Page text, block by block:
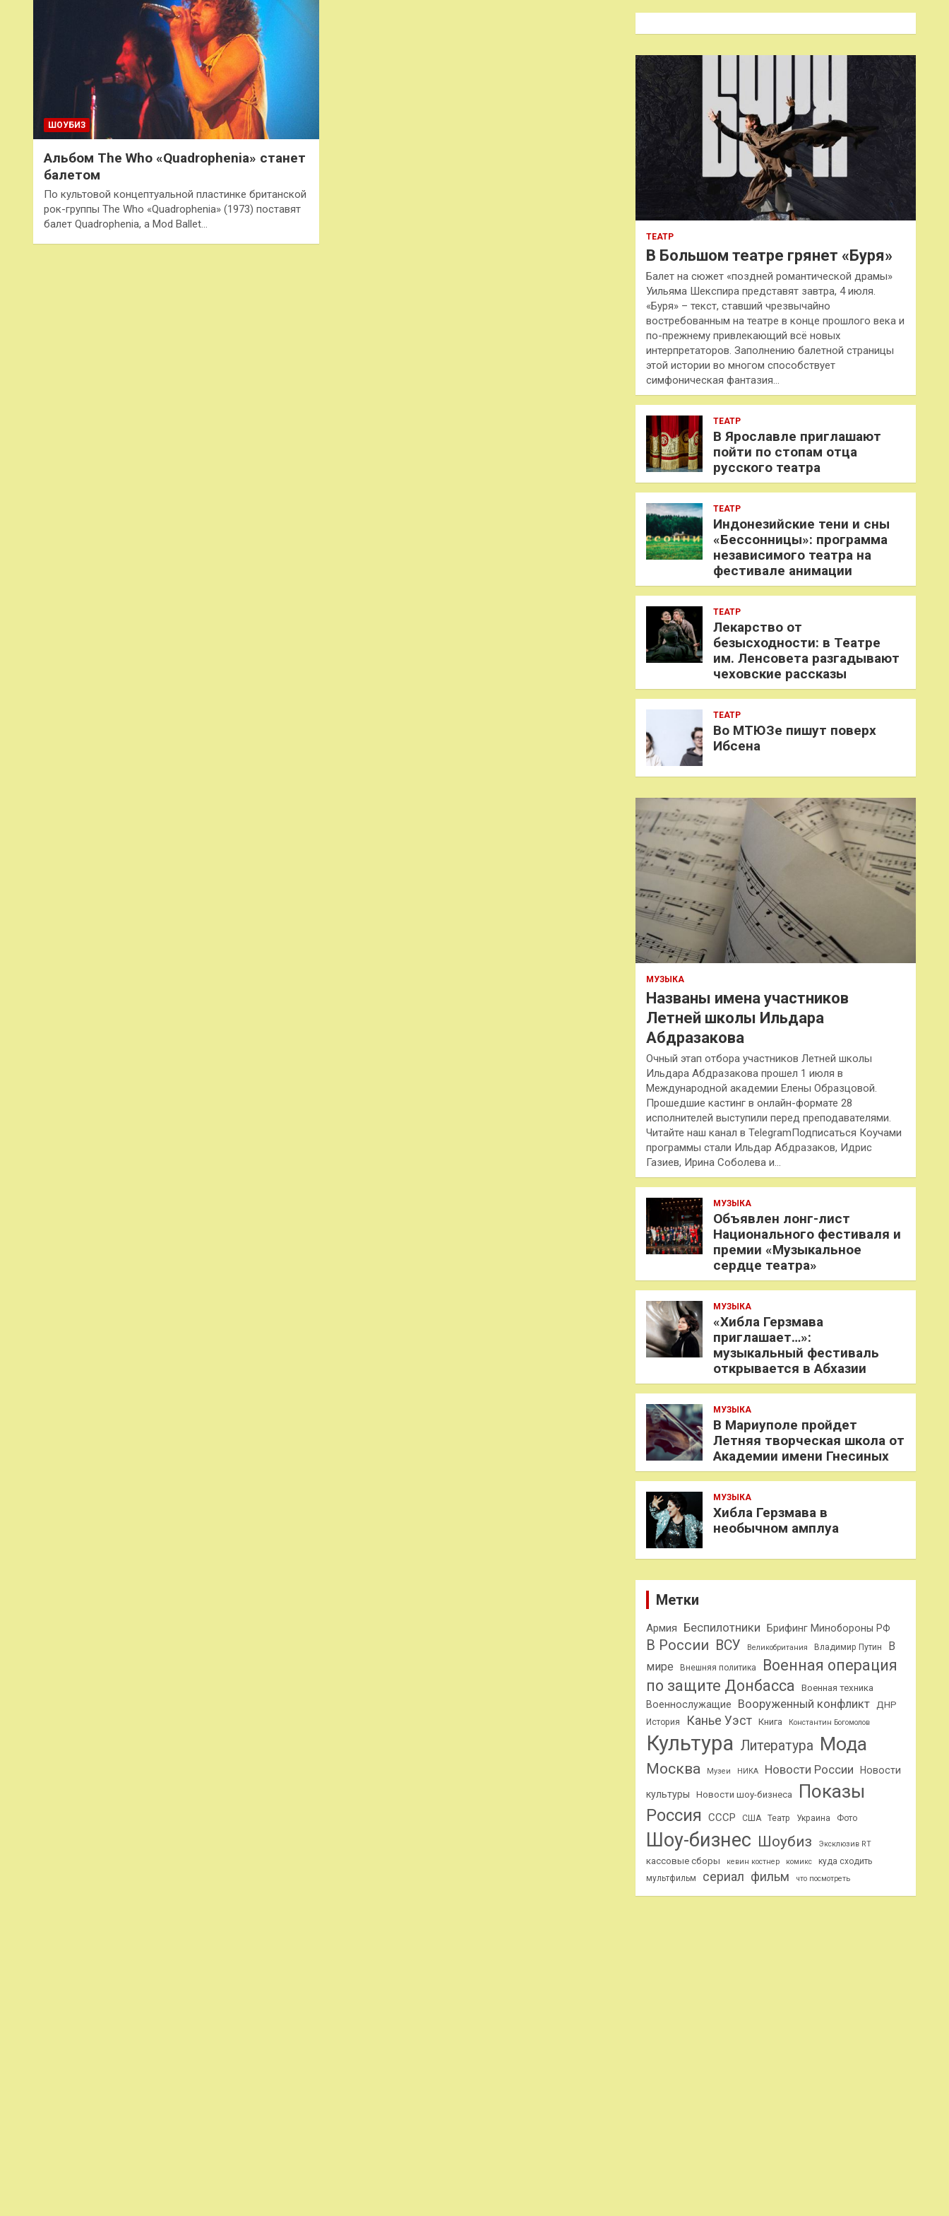
ШОУБИЗ
Альбом The Who «Quadrophenia» станет
балетом
По культовой концептуальной пластинке британской
рок-группы The Who «Quadrophenia» (1973) поставят
балет Quadrophenia, a Mod Ballet…
к
ТЕАТР
В Большом театре грянет «Буря»
Балет на сюжет «поздней романтической драмы»
Уильяма Шекспира представят завтра, 4 июля.
«Буря» – текст, ставший чрезвычайно
востребованным на театре в конце прошлого века и
по-прежнему привлекающий всё новых
интерпретаторов. Заполнению балетной страницы
этой истории во многом способствует
симфоническая фантазия…
ТЕАТР
В Ярославле приглашают
пойти по стопам отца
русского театра
ТЕАТР
Индонезийские тени и сны
«Бессонницы»: программа
независимого театра на
фестивале анимации
ТЕАТР
Лекарство от
безысходности: в Театре
им. Ленсовета разгадывают
чеховские рассказы
ТЕАТР
Во МТЮЗе пишут поверх
Ибсена
МУЗЫКА
Названы имена участников
Летней школы Ильдара
Абдразакова
Очный этап отбора участников Летней школы
Ильдара Абдразакова прошел 1 июля в
Международной академии Елены Образцовой.
Прошедшие кастинг в онлайн-формате 28
исполнителей выступили перед преподавателями.
Читайте наш канал в TelegramПодписаться Коучами
программы стали Ильдар Абдразаков, Идрис
Газиев, Ирина Соболева и…
МУЗЫКА
Объявлен лонг-лист
Национального фестиваля и
премии «Музыкальное
сердце театра»
МУЗЫКА
«Хибла Герзмава
приглашает…»:
музыкальный фестиваль
открывается в Абхазии
МУЗЫКА
В Мариуполе пройдет
Летняя творческая школа от
Академии имени Гнесиных
МУЗЫКА
Хибла Герзмава в
необычном амплуа
Метки
Армия Беспилотники Брифинг Минобороны РФ
В России ВСУ Великобритания Владимир Путин
В
мире
Внешняя политика
Военная операция
по защите Донбасса
Военная техника
Военнослужащие Вооруженный конфликт ДНР
История Канье Уэст Книга Константин Богомолов
Культура Литература Мода
Москва Музеи НИКА Новости России Новости
культуры Новости шоу-бизнеса Показы
Россия СССР США Театр Украина Фото
Шоу-бизнес Шоубиз Эксклюзив RT
кассовые сборы кевин костнер комикс
куда сходить
мультфильм
сериал фильм что посмотреть